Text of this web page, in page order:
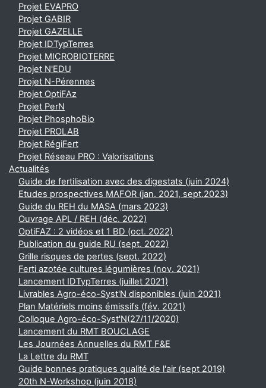
Projet EVAPRO
Projet GABIR
Projet GAZELLE
Projet IDTypTerres
Projet MICROBIOTERRE
Projet N'EDU
Projet N-Pérennes
Projet OptiFAz
Projet PerN
Projet PhosphoBio
Projet PROLAB
Projet RégiFert
Projet Réseau PRO : Valorisations
Actualités
Guide de fertilisation avec des digestats (juin 2024)
Etudes prospectives MAFOR (jan. 2021, sept.2023)
Guide du REH du MASA (mars 2023)
Ouvrage APL / REH (déc. 2022)
OptiFAZ : 2 vidéos et 1 BD (oct. 2022)
Publication du guide RU (sept. 2022)
Grille risques de pertes (sept. 2022)
Ferti azotée cultures légumières (nov. 2021)
Lancement IDTypTerres (juillet 2021)
Livrables Agro-éco-Syst'N disponibles (juin 2021)
Plan Matériels moins émissifs (fév. 2021)
Colloque Agro-éco-Syst'N(27/11/2020)
Lancement du RMT BOUCLAGE
Les Journées Annuelles du RMT F&E
La Lettre du RMT
Guide bonnes pratiques qualité de l'air (sept 2019)
20th N-Workshop (juin 2018)